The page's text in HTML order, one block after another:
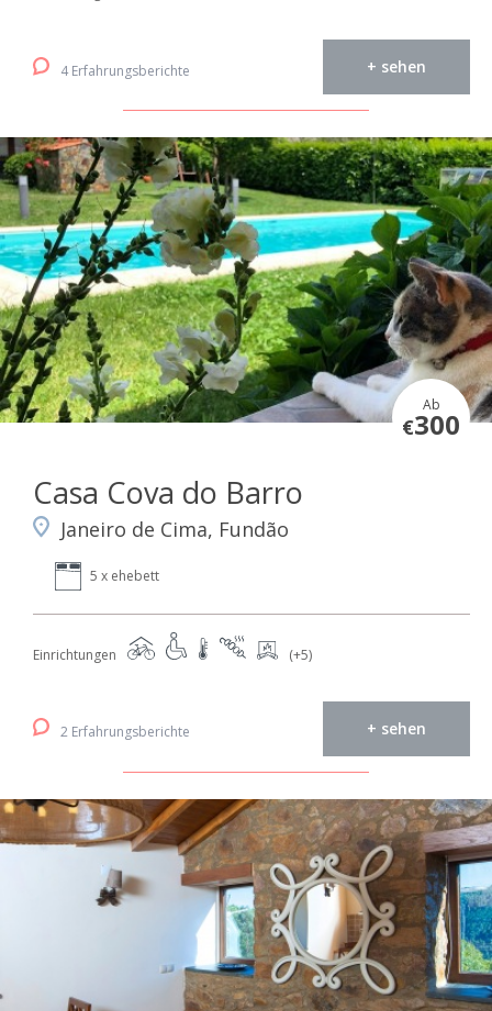
4 Erfahrungsberichte + sehen
Ab
€300
Casa Cova do Barro
Janeiro de Cima, Fundão
5 x ehebett
Einrichtungen (+5)
2 Erfahrungsberichte + sehen